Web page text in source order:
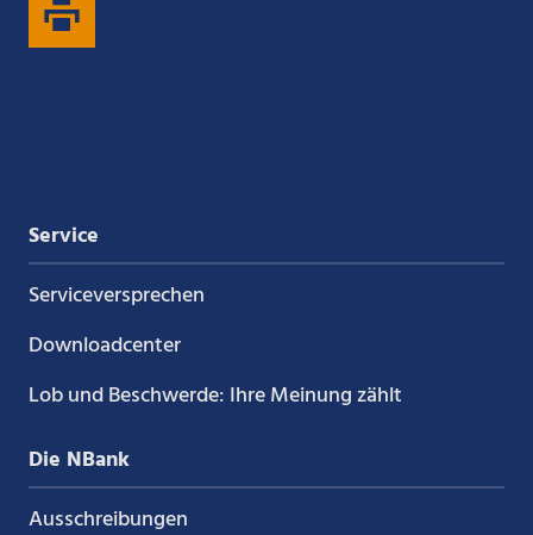
auf
Service
Service­versprechen
Downloadcenter
Lob und Beschwerde: Ihre Meinung zählt
Die NBank
Ausschreibungen